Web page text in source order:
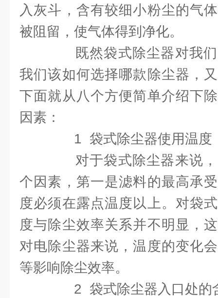
入灰斗，含有较细小粉尘的气
被阻留，使气体得到净化。
既然袋式除尘器对我们
我们该如何选择哪款除尘器，
下面就从八个方便简单介绍下
因素：
1 袋式除尘器使用温度
对于袋式除尘器来说，
个因素，第一是滤料的最高承
度必须在露点温度以上。对袋
度与除尘效率关系并不明显，
对电除尘器来说，温度的变化
等影响除尘效率。
2 袋式除尘器入口处的